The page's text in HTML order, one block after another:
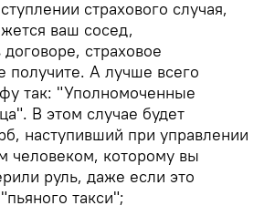
страхового случая,
ваш сосед,
страховое
А лучше всего
так: "Уполномоченные
В этом случае будет
наступивший при управлении
человеком, которому вы
руль, даже если это
такси";